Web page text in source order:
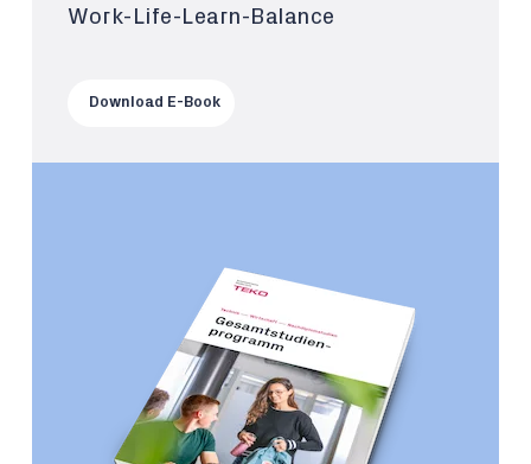
Work-Life-Learn-Balance
Download E-Book